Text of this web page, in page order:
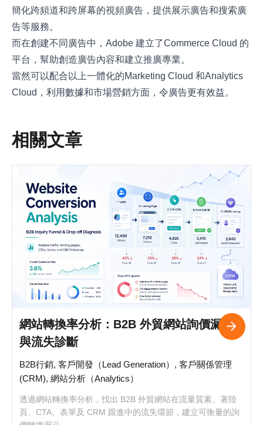
簡化跨頻道和跨屏幕的視頻廣告，提供展示廣告和搜索廣
告等服務。
而在創建不同廣告中，Adobe 建立了Commerce Cloud 的
平台，幫助創造廣告內容和建立推廣專業。
當然可以配合以上一體化的Marketing Cloud 和Analytics
Cloud，利用數據和市場營銷方面，令廣告更有效益。
相關文章
網站轉換率分析：B2B 外貿網站詢價漏斗
與流失診斷
B2B行銷, 客戶開發（Lead Generation）, 客戶關係管理
(CRM), 網站分析（Analytics）
透過網站轉換率分析，找出 B2B 外貿網站在流量質素、著陸
頁、CTA、表單及 CRM 跟進中的流失環節，建立可衡量的詢